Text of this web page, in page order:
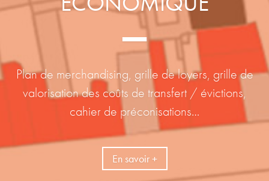
Plan de merchandising, grille de loyers, grille de
valorisation des coûts de transfert / évictions,
cahier de préconisations…
En savoir +